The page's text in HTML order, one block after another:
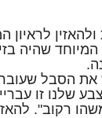
שהיה
הסבל
שלנו זו
רקוב".